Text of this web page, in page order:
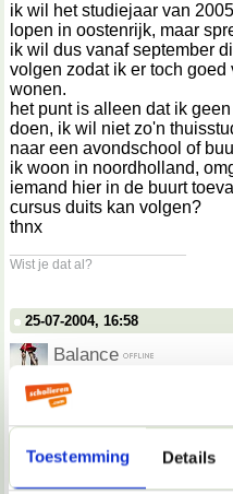
Toestemming Details
ik wil het studiejaar van
lopen in oostenrijk, maar
ik wil dus vanaf september
volgen zodat ik er toch goed
wonen.
het punt is alleen dat ik
doen, ik wil niet zo'n
naar een avondschool of
ik woon in noordholland,
iemand hier in de buurt
cursus duits kan volgen?
thnx
Wist je dat al?
25-07-2004, 16:58
Balance
Volgens mij leer je in een
een jaar lang een cursus
__________________
Ik ga links want ik moet rechts. En